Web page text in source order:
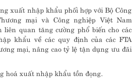
xuất nhập khẩu phối hợp với Bộ Công
mại và Công nghiệp Việt Nam
liên quan tăng cường phổ biến cho các
khẩu về các quy định của các FTA
mại, nâng cao tỷ lệ tận dụng ưu đãi
hoá xuất nhập khẩu tồn đọng.